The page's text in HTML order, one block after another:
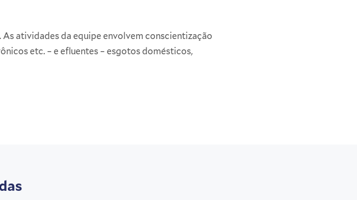
atividades da equipe envolvem conscientização
etc. – e efluentes – esgotos domésticos,